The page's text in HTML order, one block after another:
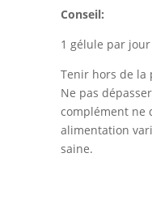
Conseil:
1 gélule par
Tenir hors de la
Ne pas
complément ne
alimentation
saine.